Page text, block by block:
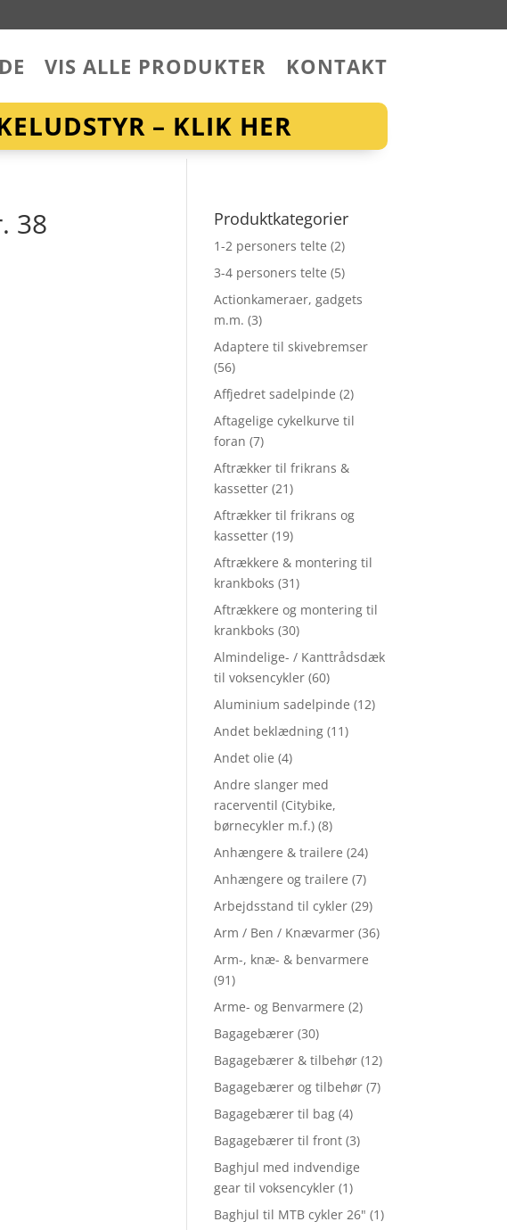
VIS ALLE PRODUKTER KONTAKT
– KLIK HER
38 Produktkategorier
1-2 personers telte (2)
3-4 personers telte (5)
Actionkameraer, gadgets
m.m. (3)
Adaptere til skivebremser
(56)
Affjedret sadelpinde (2)
Aftagelige cykelkurve til
foran (7)
Aftrækker til frikrans &
kassetter (21)
Aftrækker til frikrans og
kassetter (19)
Aftrækkere & montering til
krankboks (31)
Aftrækkere og montering til
krankboks (30)
Almindelige- / Kanttrådsdæk
til voksencykler (60)
Aluminium sadelpinde (12)
Andet beklædning (11)
Andet olie (4)
Andre slanger med
racerventil (Citybike,
børnecykler m.f.) (8)
Anhængere & trailere (24)
Anhængere og trailere (7)
Arbejdsstand til cykler (29)
Arm / Ben / Knævarmer (36)
Arm-, knæ- & benvarmere
(91)
Arme- og Benvarmere (2)
Bagagebærer (30)
Bagagebærer & tilbehør (12)
Bagagebærer og tilbehør (7)
Bagagebærer til bag (4)
Bagagebærer til front (3)
Baghjul med indvendige
gear til voksencykler (1)
Baghjul til MTB cykler 26" (1)